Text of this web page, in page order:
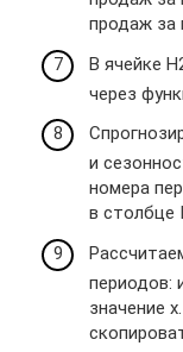
продаж за
В ячейке
через
и
номера
в столбце
периодов:
значение